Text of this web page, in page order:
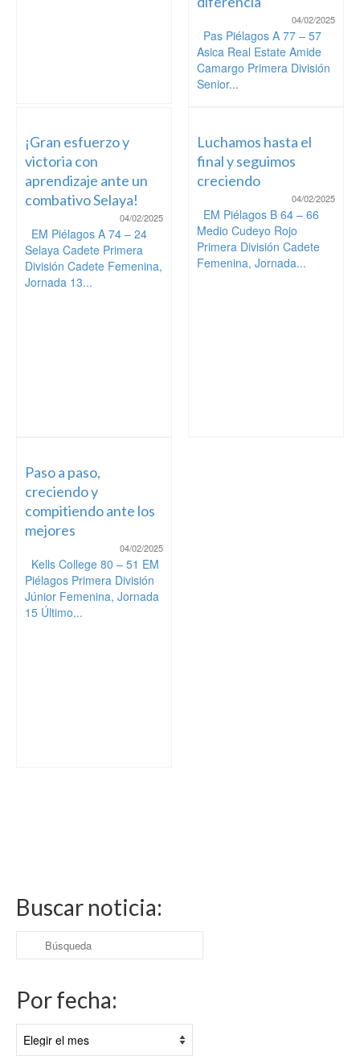
04/02/2025
Pas Piélagos A 77 – 57
Asica Real Estate Amide
Camargo Primera División
Senior...
¡Gran esfuerzo y
victoria con
aprendizaje ante un
combativo Selaya!
04/02/2025
EM Piélagos A 74 – 24
Selaya Cadete Primera
División Cadete Femenina,
Jornada 13...
Luchamos hasta el
final y seguimos
creciendo
04/02/2025
EM Piélagos B 64 – 66
Medio Cudeyo Rojo
Primera División Cadete
Femenina, Jornada...
Paso a paso,
creciendo y
compitiendo ante los
mejores
04/02/2025
Kells College 80 – 51 EM
Piélagos Primera División
Júnior Femenina, Jornada
15 Último...
Buscar noticia:
Buscar
por:
Por fecha:
fecha: